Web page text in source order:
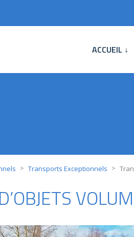
ACCUEIL ↓
> Transports Exceptionnels >